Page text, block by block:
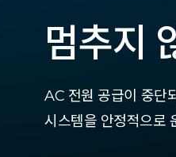
멈추지
AC 전원 공급이 중단
시스템을 안정적으로